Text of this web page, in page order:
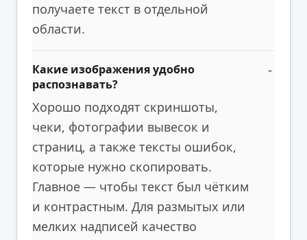
получаете текст в отдельной
области.
Какие изображения удобно
распознавать?
Хорошо подходят скриншоты,
чеки, фотографии вывесок и
страниц, а также тексты ошибок,
которые нужно скопировать.
Главное — чтобы текст был чётким
и контрастным. Для размытых или
мелких надписей качество